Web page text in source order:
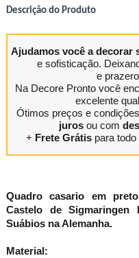
Descrição do Produto
Ajudamos você a decorar
e sofisticação.
e
Na Decore Pronto você
excelente
Ótimos preços e
jurosou com
+ Frete Grátispara todo
Quadro casario em
Castelo de
Suábios na Alemanha.
Material: